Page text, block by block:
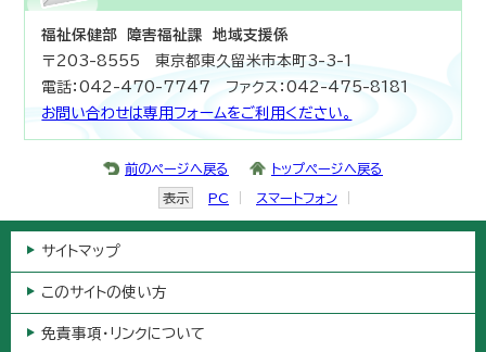
福祉保健部 障害福祉課 地域支援係
〒203-8555 東京都東久留米市本町3-3-1
電話：042-470-7747 ファクス：042-475-8181
お問い合わせは専用フォームをご利用ください。
前のページへ戻る トップページへ戻る
表示 PC スマートフォン
サイトマップ
このサイトの使い方
免責事項・リンクについて